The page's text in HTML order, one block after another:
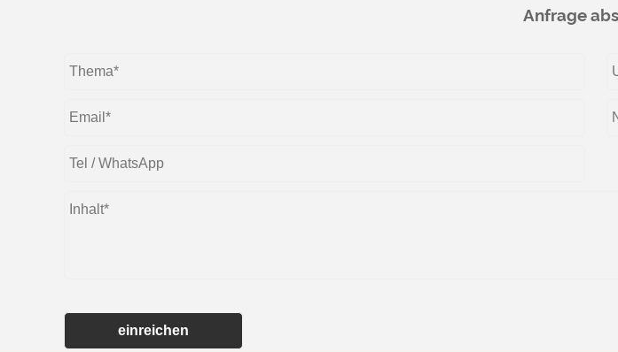
Anfrage
einreichen